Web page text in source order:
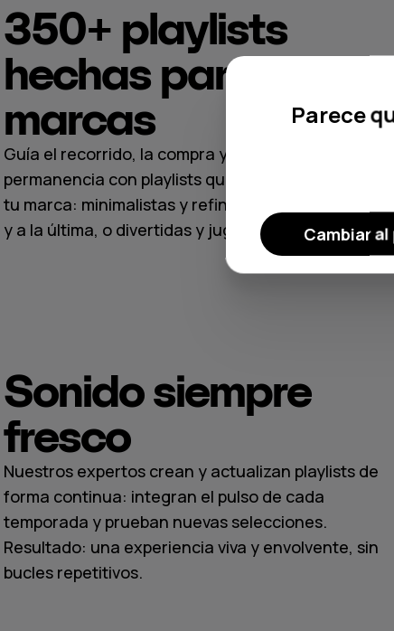
350+ playlists
hechas para
marcas
Guía el recorrido, la compra y el tiempo de
permanencia con playlists que encajan con
tu marca: minimalistas y refinadas, atrevidas
y a la última, o divertidas y juguetonas.
Sonido siempre
fresco
Nuestros expertos crean y actualizan playlists de
forma continua: integran el pulso de cada
temporada y prueban nuevas selecciones.
Resultado: una experiencia viva y envolvente, sin
bucles repetitivos.
Parece
Cambiar